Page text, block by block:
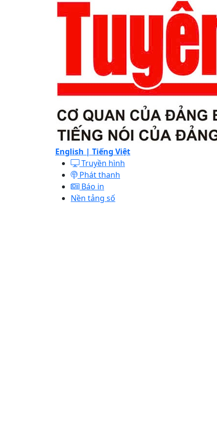
English | Tiếng Việt
Truyền hình
Phát thanh
Báo in
Nền tảng số